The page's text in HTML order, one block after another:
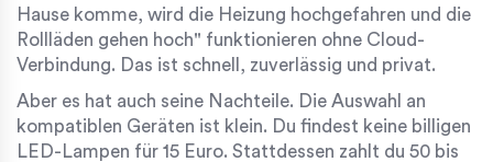
Hause komme, wird die Heizung hochgefahren und die
Rollläden gehen hoch" funktionieren ohne Cloud-
Verbindung. Das ist schnell, zuverlässig und privat.
Aber es hat auch seine Nachteile. Die Auswahl an
kompatiblen Geräten ist klein. Du findest keine billigen
LED-Lampen für 15 Euro. Stattdessen zahlt du 50 bis